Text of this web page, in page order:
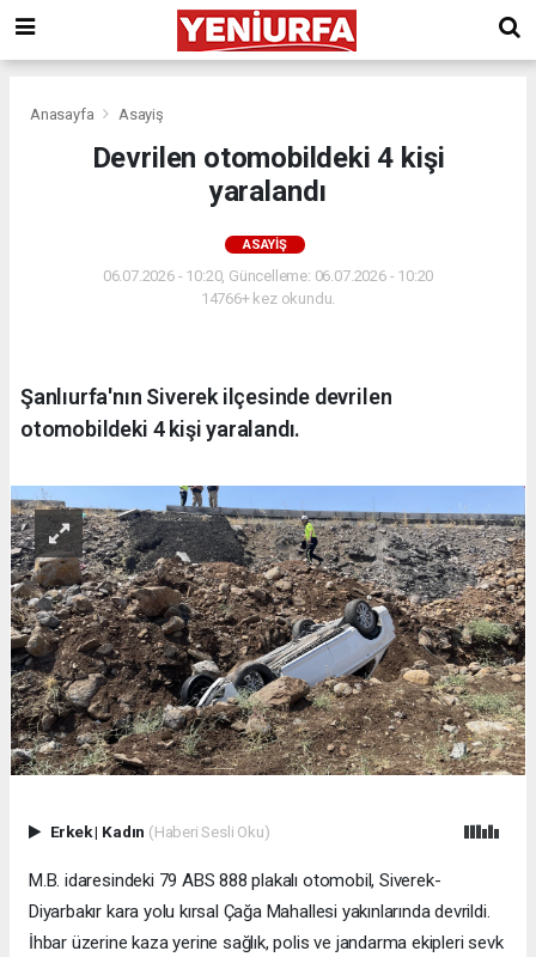
Anasayfa Asayiş
Devrilen otomobildeki 4 kişi
yaralandı
ASAYIŞ
06.07.2026 - 10:20, Güncelleme: 06.07.2026 - 10:20
14766+ kez okundu.
Şanlıurfa'nın Siverek ilçesinde devrilen
otomobildeki 4 kişi yaralandı.
Erkek| Kadın (Haberi Sesli Oku)
M.B. idaresindeki 79 ABS 888 plakalı otomobil, Siverek-
Diyarbakır kara yolu kırsal Çağa Mahallesi yakınlarında devrildi.
İhbar üzerine kaza yerine sağlık, polis ve jandarma ekipleri sevk